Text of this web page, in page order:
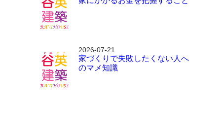
2026-07-21
家づくりで失敗したくない人へ
のマメ知識